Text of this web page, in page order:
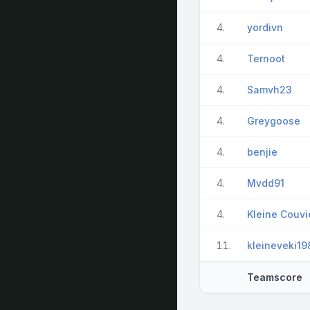
4. yordivn
4. Ternoot
4. Samvh23
4. Greygoose
4. benjie
4. Mvdd91
4. Kleine
11.
Teamscore